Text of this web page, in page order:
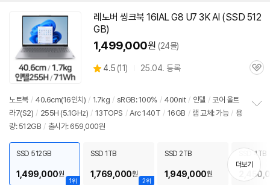
레노버 씽크북 16IAL G8 U7 3K AI (SSD 512
GB)
1,499,000원 (24몰)
별
4.5 (상
11) 25.04. 등록
관
노트북 / 40.6cm(16인치) / 1.7kg / sRGB: 100% / 400nit / 인텔 / 코어 울트
라7(S2) / 255H (5.1GHz) / 13TOPS / Arc 140T / 16GB / 램 교체: 가능 / 용
량: 512GB / 출시가: 659,000원
치
기
1위
SSD 512GB
1,499,000원
2위
SSD 1TB
1,769,000원
SSD 2TB
1,949,000원
SSD 4TB
더보기